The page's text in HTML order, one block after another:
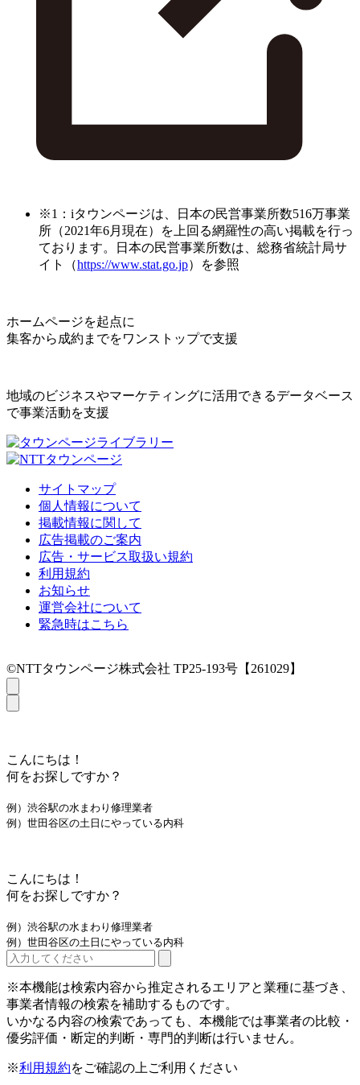
※1：iタウンページは、日本の民営事業所数516万事業
所（2021年6月現在）を上回る網羅性の高い掲載を行っ
ております。日本の民営事業所数は、総務省統計局サ
イト（https://www.stat.go.jp）を参照
ホームページを起点に
集客から成約までをワンストップで支援
地域のビジネスやマーケティングに活用できるデータベース
で事業活動を支援
サイトマップ
個人情報について
掲載情報に関して
広告掲載のご案内
広告・サービス取扱い規約
利用規約
お知らせ
運営会社について
緊急時はこちら
©NTTタウンページ株式会社 TP25-193号【261029】
こんにちは！
何をお探しですか？
例）渋谷駅の水まわり修理業者
例）世田谷区の土日にやっている内科
こんにちは！
何をお探しですか？
例）渋谷駅の水まわり修理業者
例）世田谷区の土日にやっている内科
※本機能は検索内容から推定されるエリアと業種に基づき、
事業者情報の検索を補助するものです。
いかなる内容の検索であっても、本機能では事業者の比較・
優劣評価・断定的判断・専門的判断は行いません。
※利用規約をご確認の上ご利用ください